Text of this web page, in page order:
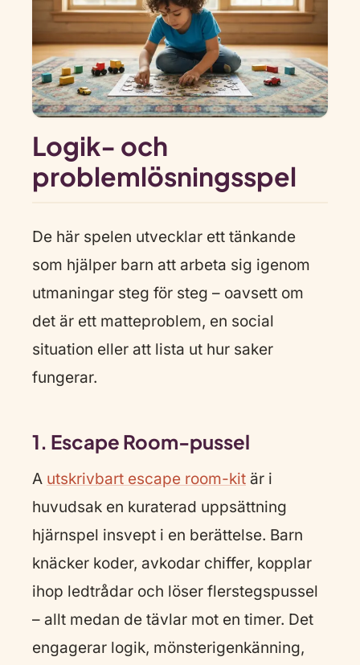
Logik- och
problemlösningsspel
De här spelen utvecklar ett tänkande
som hjälper barn att arbeta sig igenom
utmaningar steg för steg – oavsett om
det är ett matteproblem, en social
situation eller att lista ut hur saker
fungerar.
1. Escape Room-pussel
A utskrivbart escape room-kit är i
huvudsak en kuraterad uppsättning
hjärnspel insvept i en berättelse. Barn
knäcker koder, avkodar chiffer, kopplar
ihop ledtrådar och löser flerstegspussel
– allt medan de tävlar mot en timer. Det
engagerar logik, mönsterigenkänning,